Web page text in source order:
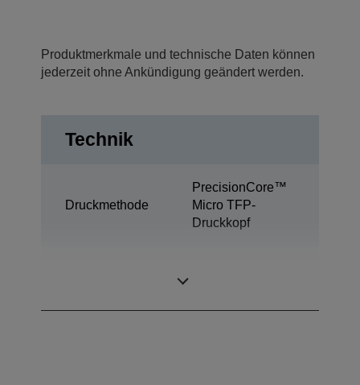
Produktmerkmale und technische Daten können
jederzeit ohne Ankündigung geändert werden.
Technik
Druckmethode
PrecisionCore™
Micro TFP-
Druckkopf